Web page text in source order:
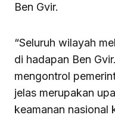
Ben Gvir.
“Seluruh wilayah
di hadapan Ben
mengontrol
jelas merupakan
keamanan nasional